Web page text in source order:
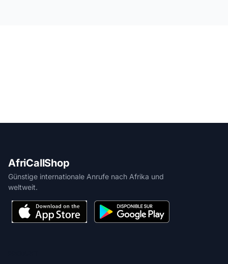
AfriCallShop
Günstige internationale Anrufe nach Afrika und
weltweit.